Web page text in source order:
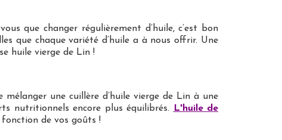
que changer régulièrement d’huile, c’est bon
que chaque variété d’huile a à nous offrir. Une
huile vierge de Lin !
une cuillère d’huile vierge de Lin à une
nutritionnels encore plus équilibrés.
L'huile de
fonction de vos goûts !